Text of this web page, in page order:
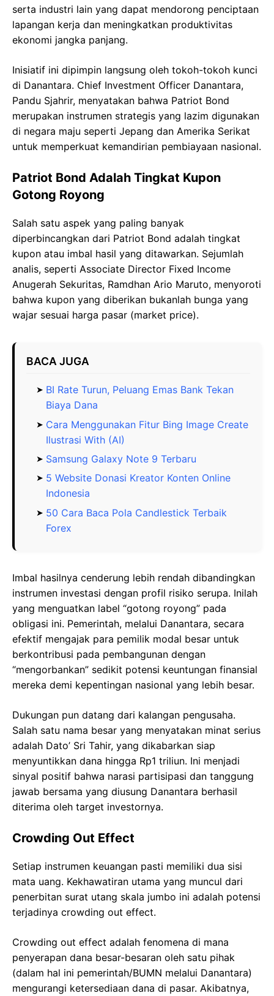
serta industri lain yang dapat mendorong penciptaan
lapangan kerja dan meningkatkan produktivitas
ekonomi jangka panjang.
Inisiatif ini dipimpin langsung oleh tokoh-tokoh kunci
di Danantara. Chief Investment Officer Danantara,
Pandu Sjahrir, menyatakan bahwa Patriot Bond
merupakan instrumen strategis yang lazim digunakan
di negara maju seperti Jepang dan Amerika Serikat
untuk memperkuat kemandirian pembiayaan nasional.
Patriot Bond Adalah Tingkat Kupon
Gotong Royong
Salah satu aspek yang paling banyak
diperbincangkan dari Patriot Bond adalah tingkat
kupon atau imbal hasil yang ditawarkan. Sejumlah
analis, seperti Associate Director Fixed Income
Anugerah Sekuritas, Ramdhan Ario Maruto, menyoroti
bahwa kupon yang diberikan bukanlah bunga yang
wajar sesuai harga pasar (market price).
BACA JUGA
BI Rate Turun, Peluang Emas Bank Tekan
Biaya Dana
Cara Menggunakan Fitur Bing Image Create
Ilustrasi With (AI)
Samsung Galaxy Note 9 Terbaru
5 Website Donasi Kreator Konten Online
Indonesia
50 Cara Baca Pola Candlestick Terbaik
Forex
Imbal hasilnya cenderung lebih rendah dibandingkan
instrumen investasi dengan profil risiko serupa. Inilah
yang menguatkan label “gotong royong” pada
obligasi ini. Pemerintah, melalui Danantara, secara
efektif mengajak para pemilik modal besar untuk
berkontribusi pada pembangunan dengan
“mengorbankan” sedikit potensi keuntungan finansial
mereka demi kepentingan nasional yang lebih besar.
Dukungan pun datang dari kalangan pengusaha.
Salah satu nama besar yang menyatakan minat serius
adalah Dato’ Sri Tahir, yang dikabarkan siap
menyuntikkan dana hingga Rp1 triliun. Ini menjadi
sinyal positif bahwa narasi partisipasi dan tanggung
jawab bersama yang diusung Danantara berhasil
diterima oleh target investornya.
Crowding Out Effect
Setiap instrumen keuangan pasti memiliki dua sisi
mata uang. Kekhawatiran utama yang muncul dari
penerbitan surat utang skala jumbo ini adalah potensi
terjadinya crowding out effect.
Crowding out effect adalah fenomena di mana
penyerapan dana besar-besaran oleh satu pihak
(dalam hal ini pemerintah/BUMN melalui Danantara)
mengurangi ketersediaan dana di pasar. Akibatnya,